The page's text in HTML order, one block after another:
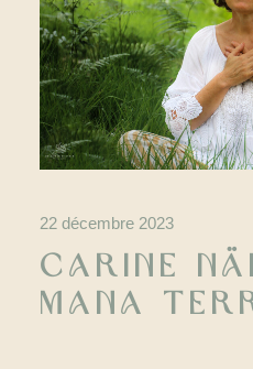
22 décembre 2023
Carine
Mana